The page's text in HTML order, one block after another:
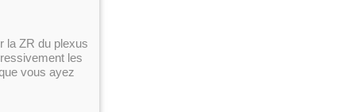
la ZR du plexus
les
vous ayez